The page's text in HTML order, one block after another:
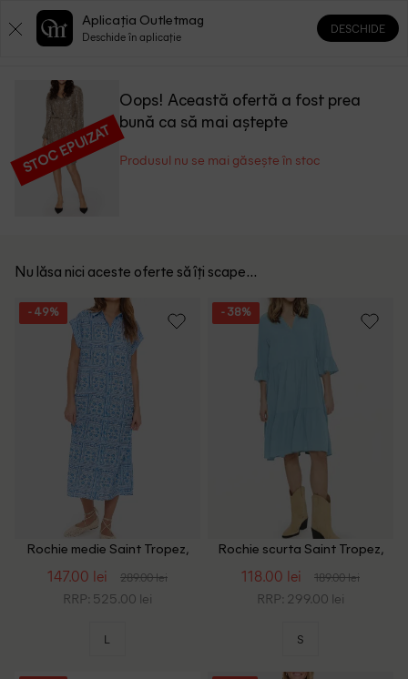
0 0
STOC EPUIZAT
Oops! Această ofertă a fost prea
bună ca să mai aștepte
Produsul nu se mai găsește în stoc
Nu lăsa nici aceste oferte să îți scape...
- 49%
Rochie medie Saint Tropez,
147.00 lei 289.00 lei
RRP: 525.00 lei
L
- 38%
Rochie scurta Saint Tropez,
118.00 lei 189.00 lei
RRP: 299.00 lei
S
Aplicația Outletmag
Deschide în aplicație
DESCHIDE